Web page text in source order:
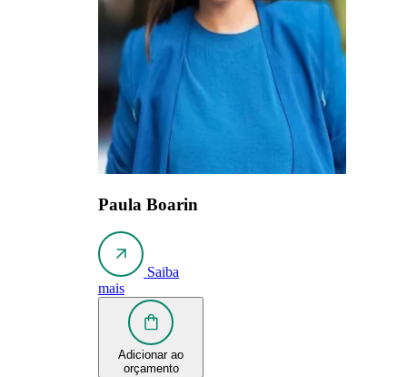
Paula Boarin
Saiba
mais
Adicionar ao
orçamento